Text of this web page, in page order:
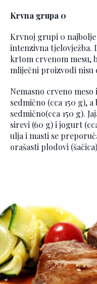
Krvna grupa 0
Krvnoj grupi 0
intenzivna tjelovježba.
krtom crvenom mesu,
mliječni proizvodi nisu
Nemasno crveno
sedmično (cca 150 g),
sedmično(cca 150 g).
sirevi (60 g) i jogurt
ulja i masti se
orašasti plodovi